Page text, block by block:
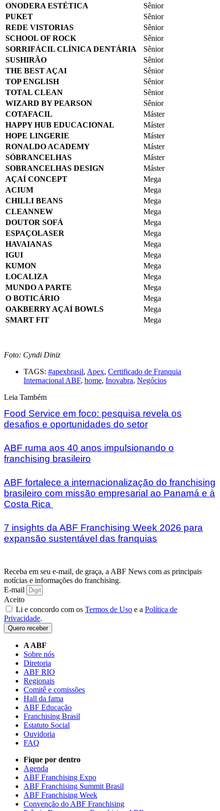
ONODERA ESTÉTICA
Sênior
PUKET
Sênior
REDE VISTORIAS
Sênior
SCHOOL OF ROCK
Sênior
SORRIFÁCIL CLÍNICA DENTÁRIA
Sênior
SUSHIRÃO
Sênior
THE BEST AÇAI
Sênior
TOP ENGLISH
Sênior
TOTAL CLEAN
Sênior
WIZARD BY PEARSON
Sênior
COTAFACIL
Máster
HAPPY HUB EDUCACIONAL
Máster
HOPE LINGERIE
Máster
RONALDO ACADEMY
Máster
SÓBRANCELHAS
Máster
SOBRANCELHAS DESIGN
Máster
AÇAÍ CONCEPT
Mega
ACIUM
Mega
CHILLI BEANS
Mega
CLEANNEW
Mega
DOUTOR SOFÁ
Mega
ESPAÇOLASER
Mega
HAVAIANAS
Mega
IGUI
Mega
KUMON
Mega
LOCALIZA
Mega
MUNDO A PARTE
Mega
O BOTICÁRIO
Mega
OAKBERRY AÇAÍ BOWLS
Mega
SMART FIT
Mega
Foto: Cyndi Diniz
TAGS: #apexbrasil, Apex, Certificado de Franquia
Internacional ABF, home, Inovabra, Negócios
Leia Também
Food Service em foco: pesquisa revela os
desafios e oportunidades do setor
ABF ruma aos 40 anos impulsionando o
franchising brasileiro
ABF fortalece a internacionalização do franchising
brasileiro com missão empresarial ao Panamá e à
Costa Rica
7 insights da ABF Franchising Week 2026 para
expansão sustentável das franquias
Receba em seu e-mail, de graça, a ABF News com as principais
notícias e informações do franchising.
E-mail
Aceito
Li e concordo com os Termos de Uso e a Política de
Privacidade.
Quero receber
A ABF
Sobre nós
Diretoria
ABF RIO
Regionais
Comitê e comissões
Hall da fama
ABF Educação
Franchising Brasil
Estatuto Social
Ouvidoria
FAQ
Fique por dentro
Agenda
ABF Franchising Expo
ABF Franchising Summit Brasil
ABF Franchising Week
Convenção do ABF Franchising